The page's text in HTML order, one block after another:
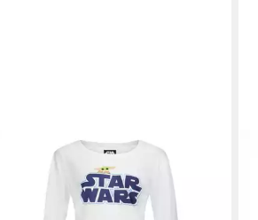
STAR WARS
Schlafanzug Star Wars Yoda Damen
Lang Pyjama-Set Langarm-Shirt mit
Schlafhose (2 tlg)